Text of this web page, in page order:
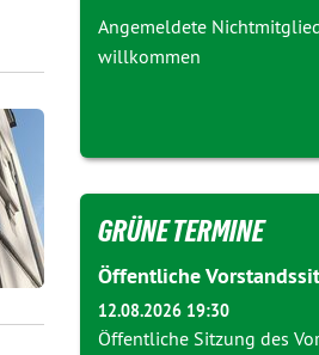
Angemeldete
willkommen
GRÜNE TERMINE
Öffentliche
12.08.2026 19:30
Öffentliche Sitzung des